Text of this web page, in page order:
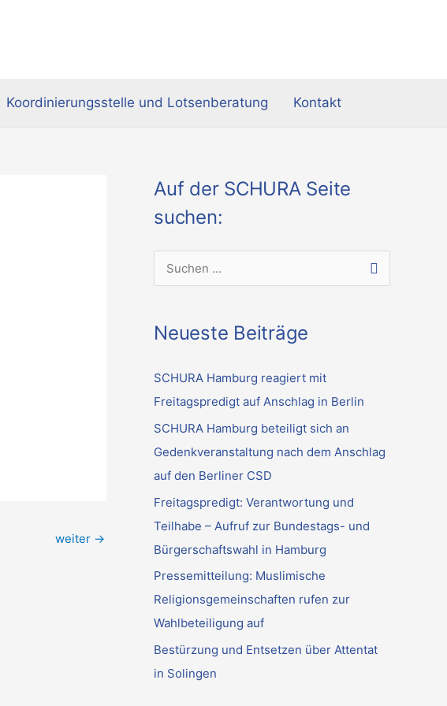
Koordinierungsstelle und Lotsenberatung Kontakt
weiter →
Auf der SCHURA Seite
suchen:
h
a
c
h
:
Neueste Beiträge
SCHURA Hamburg reagiert mit
Freitagspredigt auf Anschlag in Berlin
SCHURA Hamburg beteiligt sich an
Gedenkveranstaltung nach dem Anschlag
auf den Berliner CSD
Freitagspredigt: Verantwortung und
Teilhabe – Aufruf zur Bundestags- und
Bürgerschaftswahl in Hamburg
Pressemitteilung: Muslimische
Religionsgemeinschaften rufen zur
Wahlbeteiligung auf
Bestürzung und Entsetzen über Attentat
in Solingen